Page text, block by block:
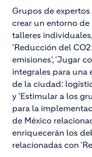
Grupos de
crear un entorno
talleres
'Reducción del
emisiones', 'Jugar
integrales para una
de la ciudad:
y 'Estimular a los
para la
de México
enriquecerán los
relacionadas con